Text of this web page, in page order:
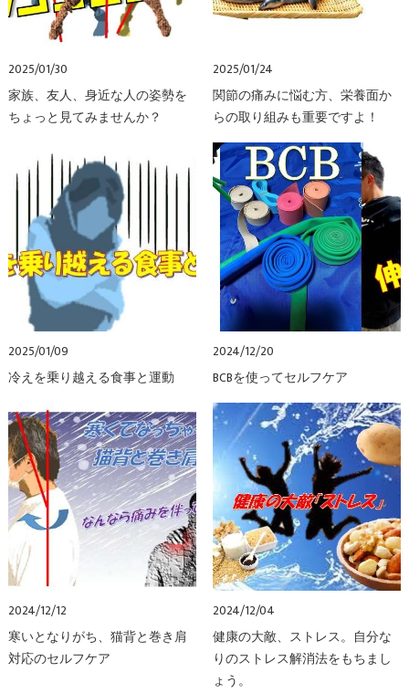
2025/01/30
家族、友人、身近な人の姿勢を
ちょっと見てみませんか？
2025/01/24
関節の痛みに悩む方、栄養面か
らの取り組みも重要ですよ！
2025/01/09
冷えを乗り越える食事と運動
2024/12/20
BCBを使ってセルフケア
2024/12/12
寒いとなりがち、猫背と巻き肩
対応のセルフケア
2024/12/04
健康の大敵、ストレス。自分な
りのストレス解消法をもちまし
ょう。